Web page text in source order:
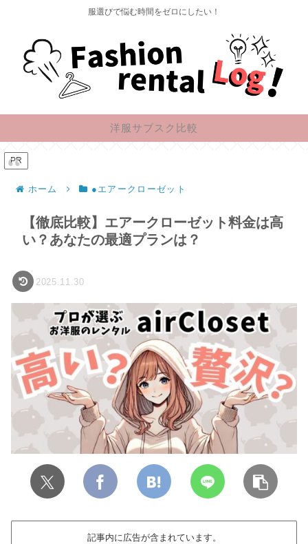
服選びで悩む時間をゼロにしたい！
洋服サブスク比較
PR
ホーム ●エアークローゼット
【徹底比較】エアークローゼット料金は高
い？あなたの最適プランは？
2025.11.30
記事内に広告が含まれています。